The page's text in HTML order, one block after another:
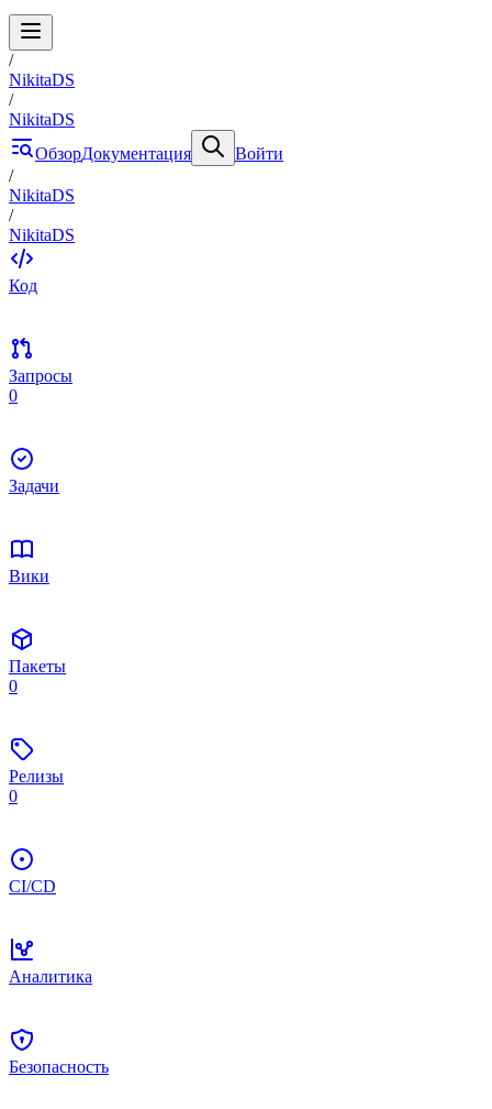
/
NikitaDS
/
NikitaDS
ОбзорДокументация
Войти
/
NikitaDS
/
NikitaDS
Код
Запросы
0
Задачи
Вики
Пакеты
0
Релизы
0
CI/CD
Аналитика
Безопасность